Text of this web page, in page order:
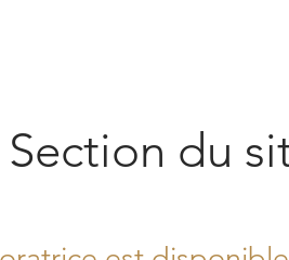
Section du